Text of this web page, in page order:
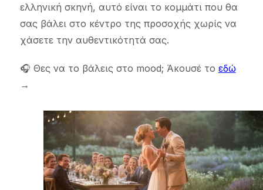
ελληνική σκηνή, αυτό είναι το κομμάτι που θα
σας βάλει στο κέντρο της προσοχής χωρίς να
χάσετε την αυθεντικότητά σας.
🎧 Θες να το βάλεις στο mood; Άκουσέ το εδώ
→